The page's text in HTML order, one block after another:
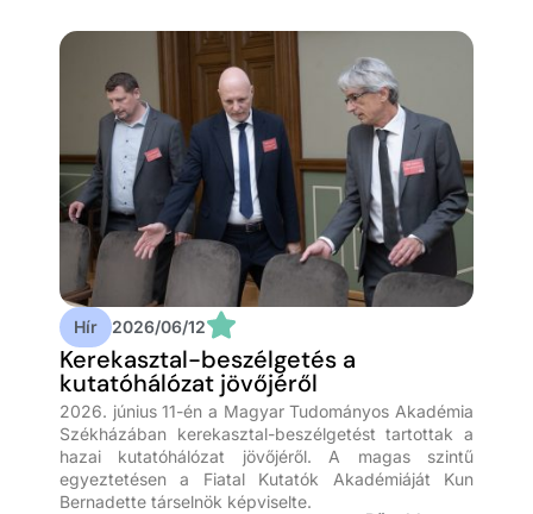
Hír 2026/06/12
Kerekasztal-beszélgetés a
kutatóhálózat jövőjéről
2026. június 11-én a Magyar Tudományos Akadémia
Székházában kerekasztal-beszélgetést tartottak a
hazai kutatóhálózat jövőjéről. A magas szintű
egyeztetésen a Fiatal Kutatók Akadémiáját Kun
Bernadette társelnök képviselte.